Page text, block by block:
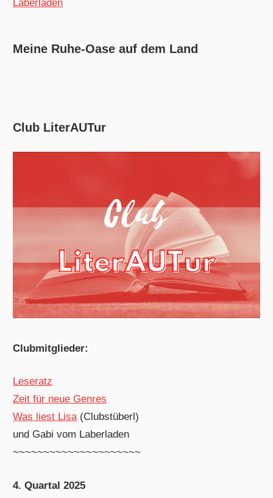
Laberladen
Meine Ruhe-Oase auf dem Land
Club LiterAUTur
Clubmitglieder:
Leseratz
Zeit für neue Genres
Was liest Lisa(Clubstüberl)
und Gabi vom Laberladen
~~~~~~~~~~~~~~~~~~~~~
4. Quartal 2025